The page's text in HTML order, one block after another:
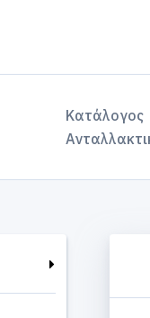
Κατάλογος